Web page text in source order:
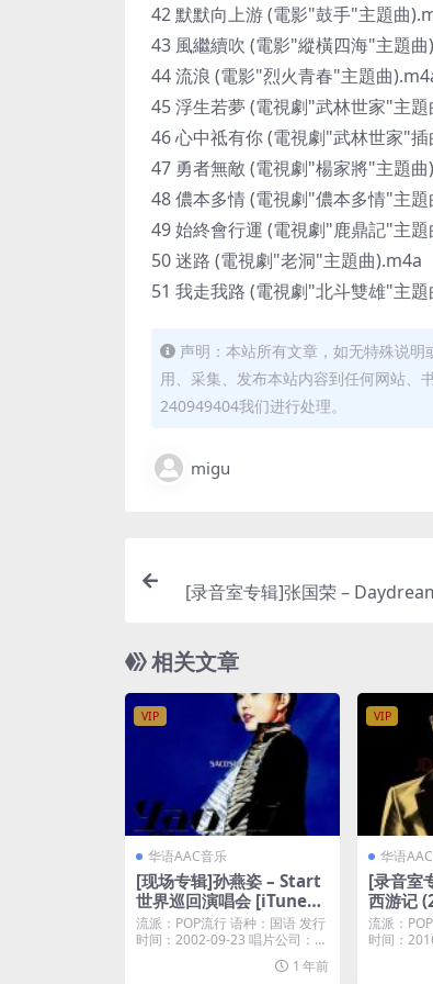
42 默默向上游 (電影"鼓手"主題曲
43 風繼續吹 (電影"縱橫四海"主題
44 流浪 (電影"烈火青春"主題曲
45 浮生若夢 (電視劇"武林世家"主
46 心中祗有你 (電視劇"武林世家"
47 勇者無敵 (電視劇"楊家將"主題
48 儂本多情 (電視劇"儂本多情"主
49 始終會行運 (電視劇"鹿鼎記"主
50 迷路 (電視劇"老洞"主題曲).m4a
51 我走我路 (電視劇"北斗雙雄"主
声明：本站所有文章，如无特殊说
用、采集、发布本站内容到任何网站、
240949404我们进行处理。
migu
[录音室专辑]张国荣 –
相关文章
VIP
华语AAC音乐
[现场专辑]孙燕姿 – Start
世界巡回演唱会 [iTunes
Plus M4A]
流派：POP流行 语种：国语 发行
时间：2002-09-23 唱片公司：华
1 年前
VIP
华语
[录音室
西游记
Tunes
流派：
时间：